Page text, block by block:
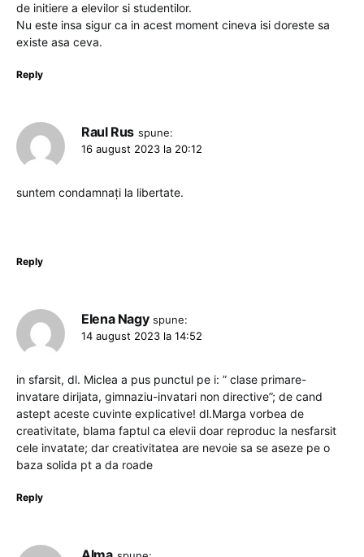
de initiere a elevilor si studentilor.
Nu este insa sigur ca in acest moment cineva isi doreste sa
existe asa ceva.
Reply
Raul Rus spune:
16 august 2023 la 20:12
suntem condamnați la libertate.
Reply
Elena Nagy spune:
14 august 2023 la 14:52
in sfarsit, dl. Miclea a pus punctul pe i: ” clase primare-
invatare dirijata, gimnaziu-invatari non directive”; de cand
astept aceste cuvinte explicative! dl.Marga vorbea de
creativitate, blama faptul ca elevii doar reproduc la nesfarsit
cele invatate; dar creativitatea are nevoie sa se aseze pe o
baza solida pt a da roade
Reply